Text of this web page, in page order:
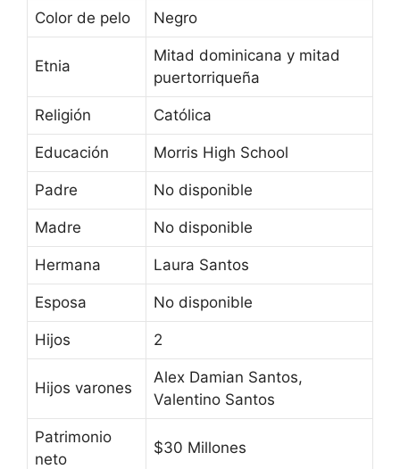
Color de pelo Negro
Etnia
Mitad dominicana y mitad
puertorriqueña
Religión Católica
Educación Morris High School
Padre No disponible
Madre No disponible
Hermana Laura Santos
Esposa No disponible
Hijos 2
Hijos varones
Alex Damian Santos,
Valentino Santos
Patrimonio
neto
$30 Millones